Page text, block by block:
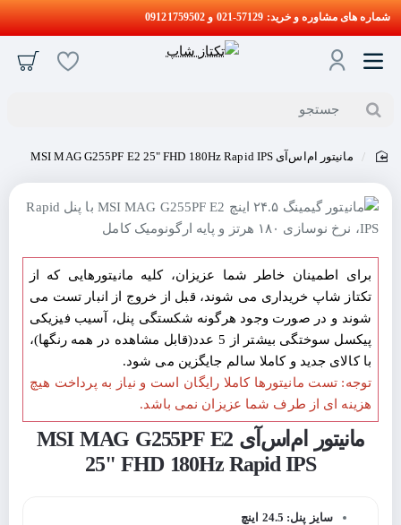
شماره های مشاوره و خرید: 57129-021 و 09121759502
مانیتور ام‌اس‌آی MSI MAG G255PF E2 25" FHD 180Hz Rapid IPS
جدید
برای اطمینان خاطر شما عزیزان، کلیه مانیتورهایی که از
تکتاز شاپ خریداری می شوند، قبل از خروج از انبار تست می
شوند و در صورت وجود هرگونه شکستگی پنل، آسیب فیزیکی
پیکسل سوختگی بیشتر از 5 عدد(قابل مشاهده در همه رنگها)،
با کالای جدید و کاملا سالم جایگزین می شود.
توجه: تست مانیتورها کاملا رایگان است و نیاز به پرداخت هیچ
هزینه ای از طرف شما عزیزان نمی باشد.
مانیتور ام‌اس‌آی MSI MAG G255PF E2
25" FHD 180Hz Rapid IPS
سایز پنل: 24.5 اینچ